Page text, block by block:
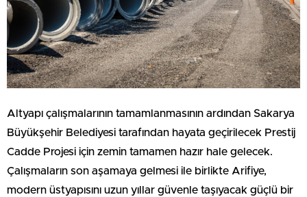
Altyapı çalışmalarının tamamlanmasının ardından Sakarya
Büyükşehir Belediyesi tarafından hayata geçirilecek Prestij
Cadde Projesi için zemin tamamen hazır hale gelecek.
Çalışmaların son aşamaya gelmesi ile birlikte Arifiye,
modern üstyapısını uzun yıllar güvenle taşıyacak güçlü bir